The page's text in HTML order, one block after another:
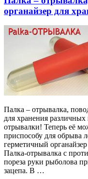
органайзер для
Палка – отрывалка,
для хранения
отрывалки! Теперь её
приспособу для обрыва
герметичный
Палка-отрывалка с
пореза руки рыболова
зацепа. В …